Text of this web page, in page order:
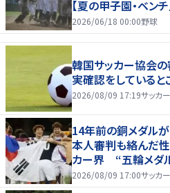
【夏の甲子園・ベン
2026/06/18 00:00野球
韓国サッカー協会
実確認をしていると
2026/08/09 17:19サッカー
14年前の銅メダル
本人審判も絡んだ
カー界 “五輪メダ
舞われる」
2026/08/09 17:00サッカー